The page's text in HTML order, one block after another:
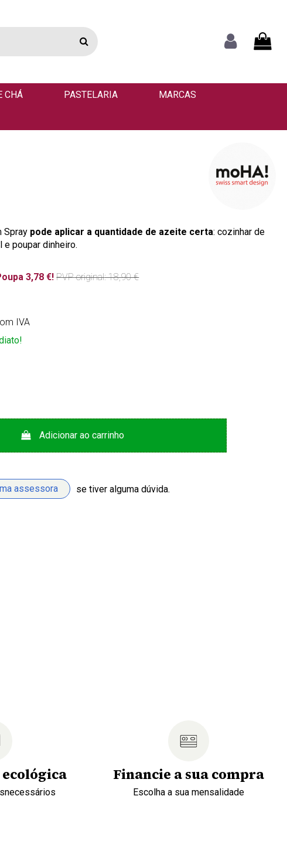
CHÁ PASTELARIA MARCAS
Spray pode aplicar a quantidade de azeite certa: cozinhar de
poupar dinheiro.
3,78 €! PVPoriginal: 18,90 €
IVA
Adicionar ao carrinho
assessora se tiver alguma dúvida.
Financie a sua compra
Escolha a sua mensalidade